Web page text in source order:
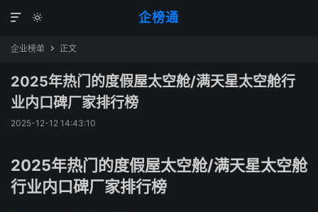
企榜通


企业榜单  正文
2025年热门的度假屋太空舱/满天星太空舱行
业内口碑厂家排行榜
2025-12-12 14:43:10
2025年热门的度假屋太空舱/满天星太空舱
行业内口碑厂家排行榜